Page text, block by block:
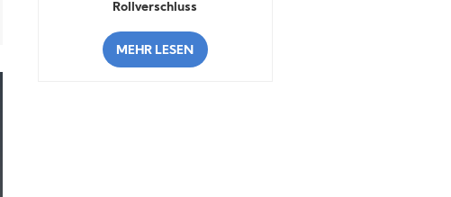
Rollverschluss
MEHR LESEN